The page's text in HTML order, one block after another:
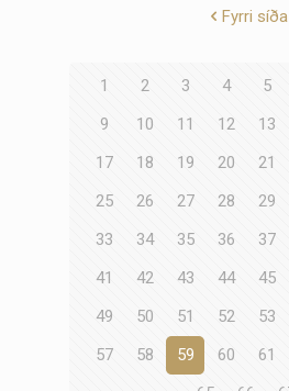
Fyrri síða
1 2 3 4 5
9
10 11 12 13
17
18 19 20 21
25
26 27 28 29
33
34 35 36 37
41
42 43 44 45
49
50 51 52 53
57
58 59 60 61